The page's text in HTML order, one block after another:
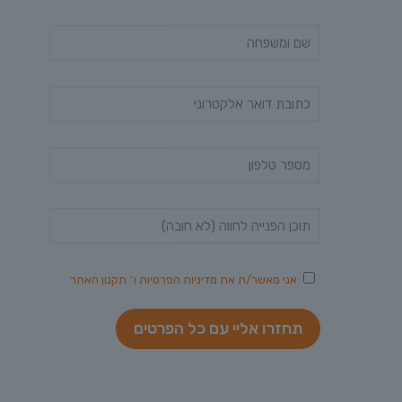
אני מאשר/ת את מדיניות הפרטיות ו־ תקנון האתר